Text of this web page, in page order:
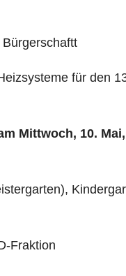
für den
Mittwoch, 10. Mai,
Fraktion